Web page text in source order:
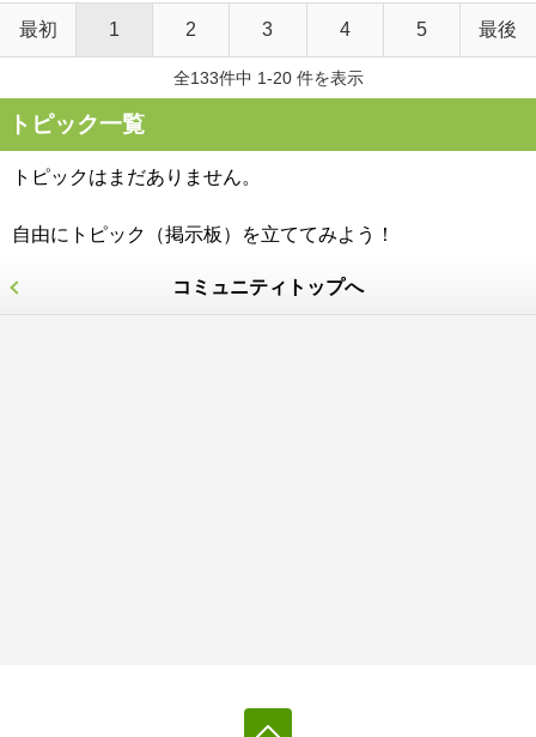
最初 1 2 3 4 5 最後
全133件中 1-20 件を表示
トピック一覧
トピックはまだありません。
自由にトピック（掲示板）を立ててみよう！
コミュニティトップへ